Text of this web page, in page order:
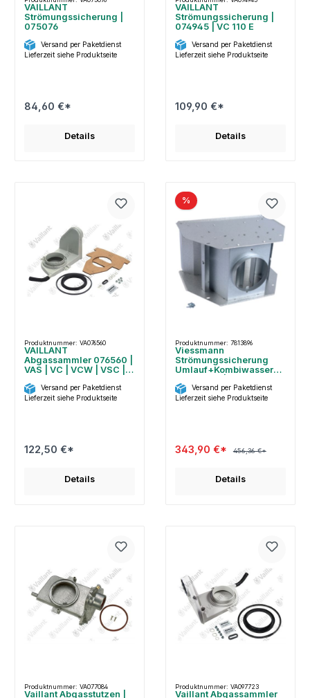
VAILLANT
Strömungssicherung |
075076
Versand per Paketdienst
Lieferzeit siehe Produktseite
84,60 €*
Details
VAILLANT
Strömungssicherung |
074945 | VC 110 E
Versand per Paketdienst
Lieferzeit siehe Produktseite
109,90 €*
Details
Produktnummer: VA076560
VAILLANT
Abgassammler 076560 |
VAS | VC | VCW | VSC |
Versand per Paketdienst
Lieferzeit siehe Produktseite
122,50 €*
Details
%
Produktnummer: 7813896
Viessmann
Strömungssicherung
Umlauf+Kombiwasserhe
Versand per Paketdienst
Lieferzeit siehe Produktseite
343,90 €* 456,36 €*
Details
Produktnummer: VA077084
Vaillant Abgasstutzen |
Produktnummer: VA097723
Vaillant Abgassammler